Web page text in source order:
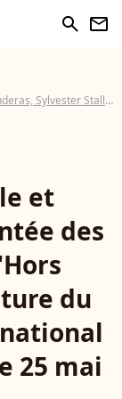
search newsletter
In love au final de Cannes
et
des
du
25 mai